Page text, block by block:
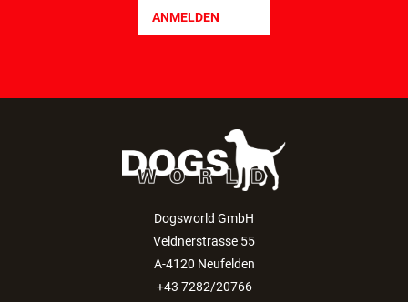
ANMELDEN
Dogsworld GmbH
Veldnerstrasse 55
A-4120 Neufelden
+43 7282/20766